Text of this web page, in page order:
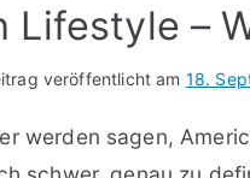
Lifestyle –
veröffentlicht am 18.
werden sagen,